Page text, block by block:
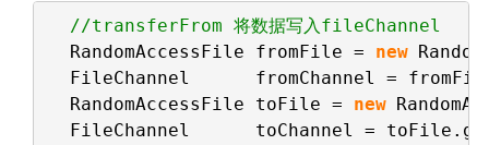
//transferFrom 将数据写入fileChannel
RandomAccessFile fromFile = new
FileChannel      fromChannel =
RandomAccessFile toFile = new
FileChannel      toChannel =